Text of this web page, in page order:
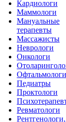
Кардиологи
Маммологи
Мануальные
терапевты
Массажисты
Неврологи
Онкологи
Офтальмологи
Педиатры
Проктологи
Ревматологи